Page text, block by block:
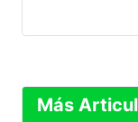
Más